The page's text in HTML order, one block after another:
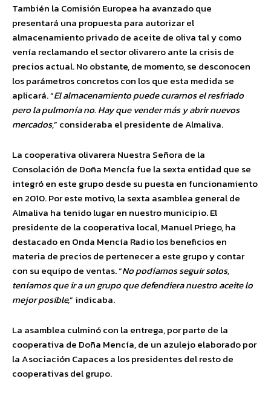
También la Comisión Europea ha avanzado que
presentará una propuesta para autorizar el
almacenamiento privado de aceite de oliva tal y como
venía reclamando el sector olivarero ante la crisis de
precios actual. No obstante, de momento, se desconocen
los parámetros concretos con los que esta medida se
aplicará. “El almacenamiento puede curarnos el resfriado
pero la pulmonía no. Hay que vender más y abrir nuevos
mercados,” consideraba el presidente de Almaliva.
La cooperativa olivarera Nuestra Señora de la
Consolación de Doña Mencía fue la sexta entidad que se
integró en este grupo desde su puesta en funcionamiento
en 2010. Por este motivo, la sexta asamblea general de
Almaliva ha tenido lugar en nuestro municipio. El
presidente de la cooperativa local, Manuel Priego, ha
destacado en Onda Mencía Radio los beneficios en
materia de precios de pertenecer a este grupo y contar
con su equipo de ventas. “No podíamos seguir solos,
teníamos que ir a un grupo que defendiera nuestro aceite lo
mejor posible,” indicaba.
La asamblea culminó con la entrega, por parte de la
cooperativa de Doña Mencía, de un azulejo elaborado por
la Asociación Capaces a los presidentes del resto de
cooperativas del grupo.